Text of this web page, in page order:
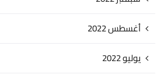
أغسطس 2022
يوليو 2022